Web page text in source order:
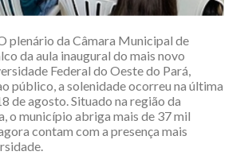
plenário da Câmara Municipal de
da aula inaugural do mais novo
Federal do Oeste do Pará,
público, a solenidade ocorreu na última
de agosto. Situado na região da
o município abriga mais de 37 mil
contam com a presença mais